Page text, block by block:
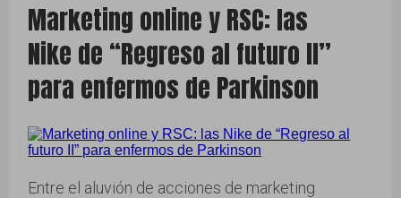
Marketing online y RSC: las
Nike de “Regreso al futuro II”
para enfermos de Parkinson
Entre el aluvión de acciones de marketing